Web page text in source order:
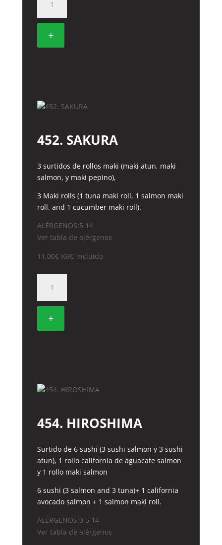
TEMPURA
MAKI
LANGOSTINO
+
452. SAKURA
3 surtidos de rollos maki (maki atun, maki
salmon, y maki pepino),
3 Maki rolls (1 tuna maki roll, 1 salmon maki
roll, and 1 cucumber maki roll).
ALÉRGENOS:5,14
Ver tabla de alérgenos
11,00€ IGIC incluido
SAKURA
cantidad
+
454. HIROSHIMA
Surtido de 6 sushi (3 sushi salmon y 3 sushi
atun), 1 rollo california de aguacate salmon
y 1 rollo maki salmon
6 sushi (3 salmon and 3 tuna)+ 1 california
avocado salmon + 1 salmon maki roll.
ALÉRGENOS:3,5,14
Ver tabla de alérgenos